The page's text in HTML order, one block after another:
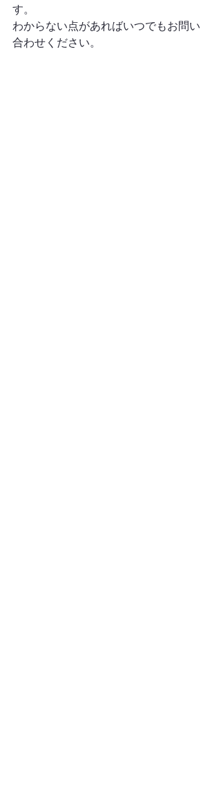
す。
わからない点があればいつでもお問い
合わせください。